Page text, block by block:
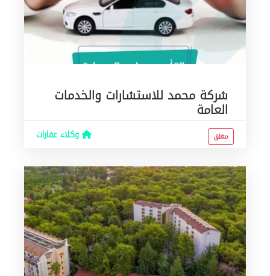
شركة محمد للاستشارات والخدمات
العامة
وكلاء عقارات مغلق